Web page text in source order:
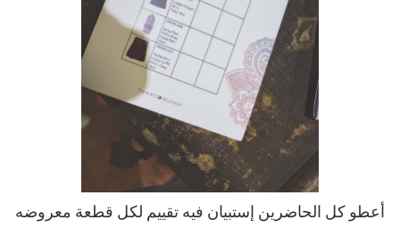
أعطو كل الحاضرين إستبيان فيه تقييم لكل قطعة معروضه